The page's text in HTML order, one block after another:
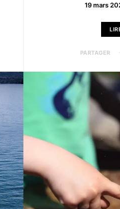
19 mars
PARTAGER